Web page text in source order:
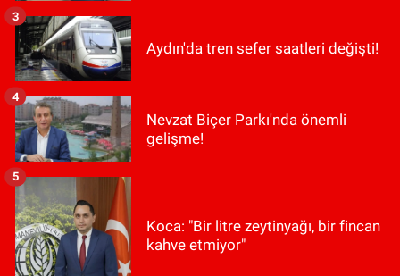
Aydın'da tren sefer saatleri değişti!
3
Nevzat Biçer Parkı'nda önemli
gelişme!
4
Koca: "Bir litre zeytinyağı, bir fincan
kahve etmiyor"
5